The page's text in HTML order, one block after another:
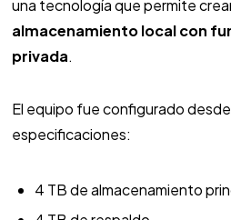
una tecnología que permite
almacenamiento local con
privada.
El equipo fue configurado
especificaciones:
4 TB de almacenamiento